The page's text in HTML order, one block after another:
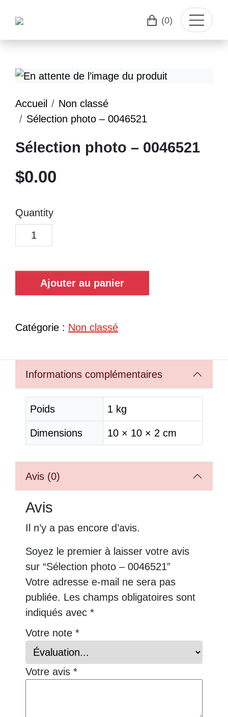
(0)
Accueil
Non classé
Sélection photo – 0046521
Sélection photo – 0046521
$0.00
Quantity
Ajouter au panier
Catégorie : Non classé
Informations complémentaires
Poids 1 kg
Dimensions 10 × 10 × 2 cm
Avis (0)
Avis
Il n’y a pas encore d’avis.
Soyez le premier à laisser votre avis
sur “Sélection photo – 0046521”
Votre adresse e-mail ne sera pas
publiée. Les champs obligatoires sont
indiqués avec *
Votre note *
Votre avis *